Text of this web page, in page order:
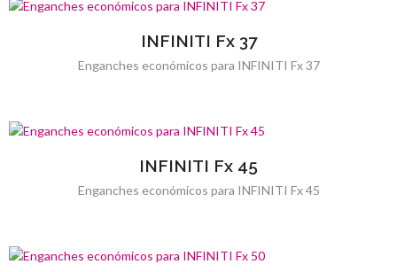
INFINITI Fx 37
Enganches económicos para INFINITI Fx 37
INFINITI Fx 45
Enganches económicos para INFINITI Fx 45